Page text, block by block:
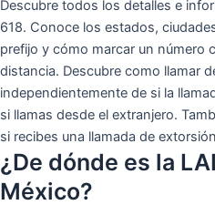
Descubre todos los detalles e
618. Conoce los estados,
prefijo y cómo marcar un número
distancia. Descubre como llamar
independientemente de si la
si llamas desde el extranjero.
si recibes una llamada de
¿De dónde es la
México?